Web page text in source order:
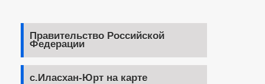
Правительство Российской
Федерации
с.Иласхан-Юрт на карте